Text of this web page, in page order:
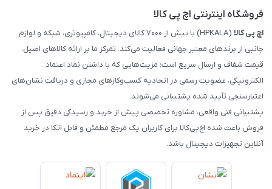
فروشگاه اینترنتی اچ پی کالا
اچ‌ پی‌ کالا
(HPKALA) با بیش از ۷۰۰۰ کالای دیجیتال، کامپیوتری، شبکه و لوازم
جانبی از برندهای معتبر جهانی فعالیت می‌کند. تمرکز ما بر ارائه کالاهای اصیل،
قیمت شفاف و ارسال سریع است؛ مزیت‌هایی که با داشتن نماد اعتماد
الکترونیکی، عضویت رسمی در اتحادیه کسب‌وکارهای مجازی و دریافت نشان‌های
اعتبارسنجی تأیید شده پشتیبانی می‌شوند.
پشتیبانی فنی واقعی، مشاوره تخصصی پیش از خرید و رسیدگی دقیق پس از
فروش باعث شده اچ‌پی‌کالا برای کاربران یک مرجع مطمئن و قابل اتکا در خرید
آنلاین تجهیزات دیجیتال باشد.